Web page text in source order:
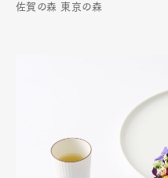
佐賀の森 東京の森